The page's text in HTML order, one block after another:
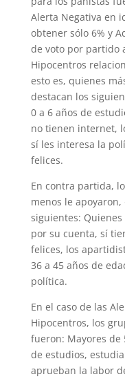
Alerta Negativa en
obtener sólo 6% y
de voto por partido
Hipocentros
esto es, quienes
destacan los
0 a 6 años de
no tienen internet,
sí les interesa la
felices.
En contra partida,
menos le
siguientes:
por su cuenta, sí
felices, los
36 a 45 años de
política.
En el caso de las
Hipocentros, los
fueron: Mayores de
de estudios,
aprueban la labor